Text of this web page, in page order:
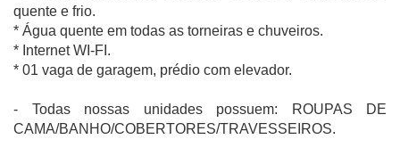
quente e frio.
* Água quente em todas as torneiras e chuveiros.
* Internet WI-FI.
* 01 vaga de garagem, prédio com elevador.
- Todas nossas unidades possuem: ROUPAS DE
CAMA/BANHO/COBERTORES/TRAVESSEIROS.